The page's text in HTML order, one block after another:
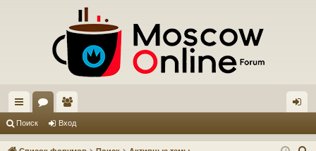
с
ы ум
ол
ьз д
Поиск Вход